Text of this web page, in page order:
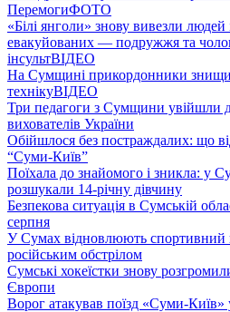
ПеремогиФОТО
«Білі янголи» знову вивезли людей
евакуйованих — подружжя та
інсультВІДЕО
На Сумщині прикордонники
технікуВІДЕО
Три педагоги з Сумщини
вихователів України
Обійшлося без постраждалих: що
“Суми-Київ”
Поїхала до знайомого і зникла: у
розшукали 14-річну дівчину
Безпекова ситуація в Сумській
серпня
У Сумах відновлюють
російським обстрілом
Сумські хокеїстки знову
Європи
Ворог атакував поїзд «Суми-